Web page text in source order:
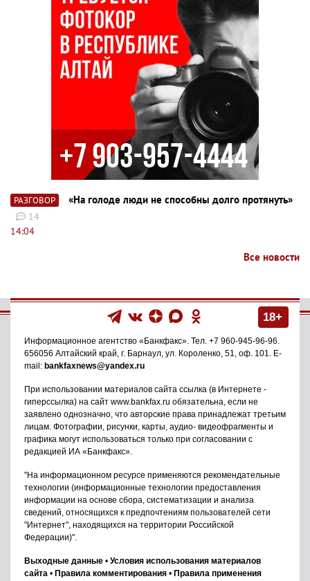
РАЗГОВОР «На голоде люди не способны долго протянуть»
14
14:04
Все новости
18+
Информационное агентство «Банкфакс» . Тел. +7 960-945-96-96
656056 Алтайский край, г. Барнаул ул. Короленко, 51, оф. 101
. E-
mail: bankfaxnews@yandex.ru
При использовании материалов сайта ссылка (в Интернете -
гиперссылка) на сайт www.bankfax.ru обязательна, если не
заявлено однозначно, что авторские права принадлежат третьим
лицам. Фотографии, рисунки, карты, аудио- видеофрагменты и
графика могут использоваться только при согласовании с
редакцией ИА «Банкфакс».
"На информационном ресурсе применяются рекомендательные
технологии (информационные технологии предоставления
информации на основе сбора, систематизации и анализа
сведений, относящихся к предпочтениям пользователей сети
"Интернет", находящихся на территории Российской
Федерации)".
Выходные данные • Условия использования материалов
сайта • Правила комментирования • Правила применения